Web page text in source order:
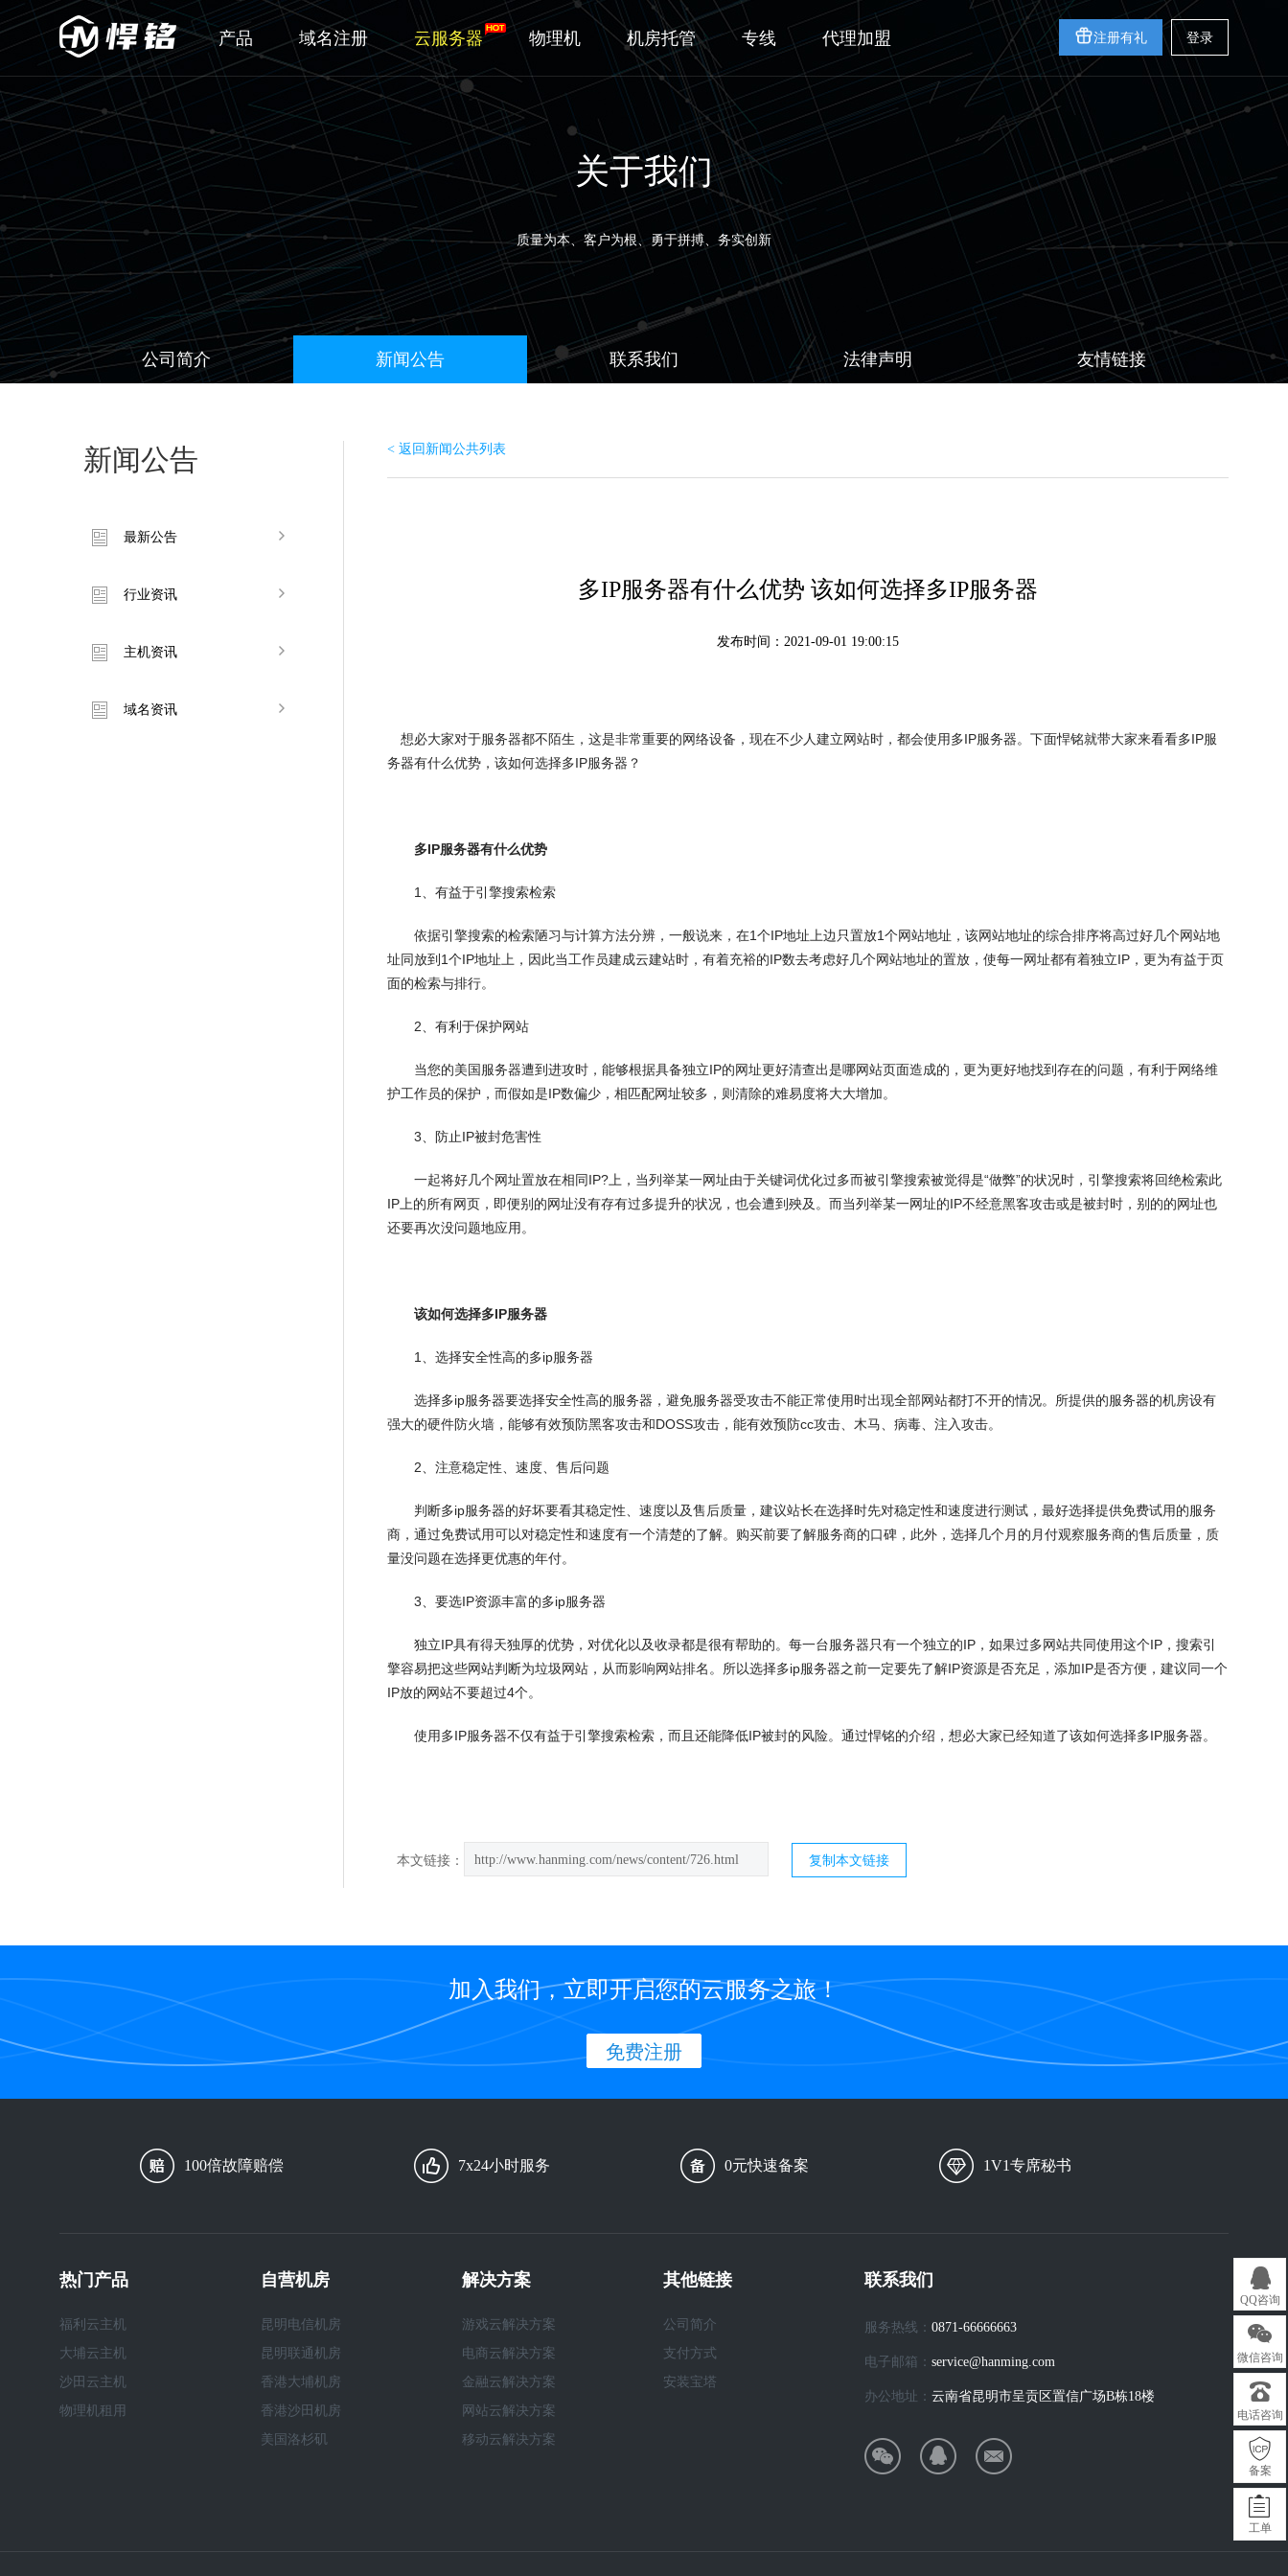
产品 域名注册 云服务器 物理机 机房托管 专线 代理加盟 注册有礼 登录
关于我们
质量为本、客户为根、勇于拼搏、务实创新
公司简介 新闻公告 联系我们 法律声明 友情链接
新闻公告
最新公告
行业资讯
主机资讯
域名资讯
< 返回新闻公共列表
多IP服务器有什么优势 该如何选择多IP服务器
发布时间：2021-09-01 19:00:15
想必大家对于服务器都不陌生，这是非常重要的网络设备，现在不少人建立网站时，都会使用多IP服务器。下面悍铭就带大家来看看多IP服
务器有什么优势，该如何选择多IP服务器？
多IP服务器有什么优势
1、有益于引擎搜索检索
依据引擎搜索的检索陋习与计算方法分辨，一般说来，在1个IP地址上边只置放1个网站地址，该网站地址的综合排序将高过好几个网站地
址同放到1个IP地址上，因此当工作员建成云建站时，有着充裕的IP数去考虑好几个网站地址的置放，使每一网址都有着独立IP，更为有益于页
面的检索与排行。
2、有利于保护网站
当您的美国服务器遭到进攻时，能够根据具备独立IP的网址更好清查出是哪网站页面造成的，更为更好地找到存在的问题，有利于网络维
护工作员的保护，而假如是IP数偏少，相匹配网址较多，则清除的难易度将大大增加。
3、防止IP被封危害性
一起将好几个网址置放在相同IP?上，当列举某一网址由于关键词优化过多而被引擎搜索被觉得是“做弊”的状况时，引擎搜索将回绝检索此
IP上的所有网页，即便别的网址没有存有过多提升的状况，也会遭到殃及。而当列举某一网址的IP不经意黑客攻击或是被封时，别的的网址也
还要再次没问题地应用。
该如何选择多IP服务器
1、选择安全性高的多ip服务器
选择多ip服务器要选择安全性高的服务器，避免服务器受攻击不能正常使用时出现全部网站都打不开的情况。所提供的服务器的机房设有
强大的硬件防火墙，能够有效预防黑客攻击和DOSS攻击，能有效预防cc攻击、木马、病毒、注入攻击。
2、注意稳定性、速度、售后问题
判断多ip服务器的好坏要看其稳定性、速度以及售后质量，建议站长在选择时先对稳定性和速度进行测试，最好选择提供免费试用的服务
商，通过免费试用可以对稳定性和速度有一个清楚的了解。购买前要了解服务商的口碑，此外，选择几个月的月付观察服务商的售后质量，质
量没问题在选择更优惠的年付。
3、要选IP资源丰富的多ip服务器
独立IP具有得天独厚的优势，对优化以及收录都是很有帮助的。每一台服务器只有一个独立的IP，如果过多网站共同使用这个IP，搜索引
擎容易把这些网站判断为垃圾网站，从而影响网站排名。所以选择多ip服务器之前一定要先了解IP资源是否充足，添加IP是否方便，建议同一个
IP放的网站不要超过4个。
使用多IP服务器不仅有益于引擎搜索检索，而且还能降低IP被封的风险。通过悍铭的介绍，想必大家已经知道了该如何选择多IP服务器。
本文链接： http://www.hanming.com/news/content/726.html 复制本文链接
加入我们，立即开启您的云服务之旅！
免费注册
100倍故障赔偿 7x24小时服务 0元快速备案 1V1专席秘书
热门产品
福利云主机
大埔云主机
沙田云主机
物理机租用
自营机房
昆明电信机房
昆明联通机房
香港大埔机房
香港沙田机房
美国洛杉矶
解决方案
游戏云解决方案
电商云解决方案
金融云解决方案
网站云解决方案
移动云解决方案
其他链接
公司简介
支付方式
安装宝塔
联系我们
服务热线： 0871-66666663
电子邮箱： service@hanming.com
办公地址： 云南省昆明市呈贡区置信广场B栋18楼
QQ咨询
微信咨询
电话咨询
备案
工单